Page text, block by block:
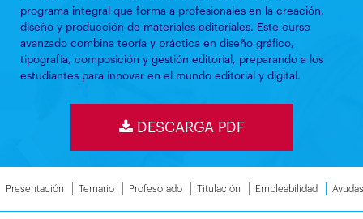
programa integral que forma a profesionales en la creación,
diseño y producción de materiales editoriales. Este curso
avanzado combina teoría y práctica en diseño gráfico,
tipografía, composición y gestión editorial, preparando a los
estudiantes para innovar en el mundo editorial y digital.
DESCARGA PDF
Presentación Temario Profesorado Titulación Empleabilidad Ayudas